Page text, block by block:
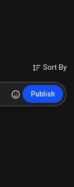
Sort By
Publish